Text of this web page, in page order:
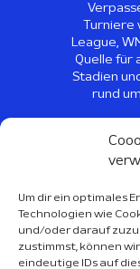
Um dir ein optimales
Technologien wie
und/oder darauf
zustimmst, können
eindeutige IDs auf
Turniere
League,
Quelle für
Stadien
rund
©